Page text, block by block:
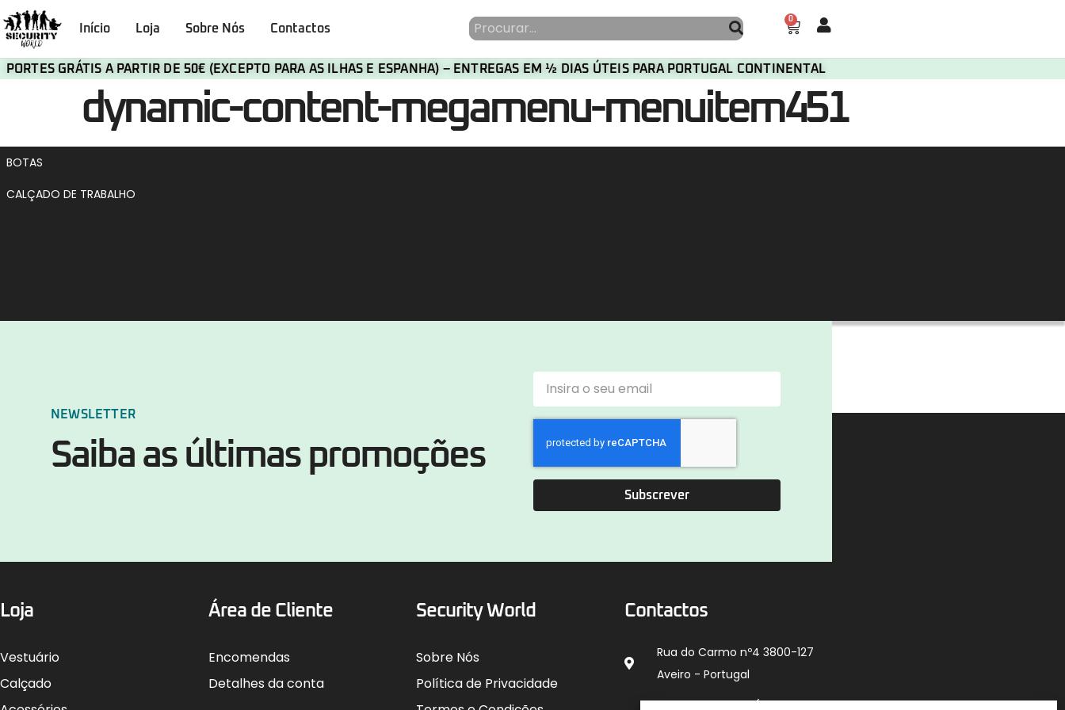
Início Loja Sobre Nós Contactos
0
PORTES GRÁTIS A PARTIR DE 50€ (EXCEPTO PARA AS ILHAS E ESPANHA) – ENTREGAS EM ½ DIAS ÚTEIS PARA PORTUGAL CONTINENTAL
dynamic-content-megamenu-menuitem451
BOTAS
CALÇADO DE TRABALHO
NEWSLETTER
Saiba as últimas promoções
Subscrever
Loja
Vestuário
Calçado
Área de Cliente
Encomendas
Detalhes da conta
Security World
Sobre Nós
Política de Privacidade
Contactos
Rua do Carmo nº4 3800-127
Aveiro - Portugal
912 009 740 (Chamada